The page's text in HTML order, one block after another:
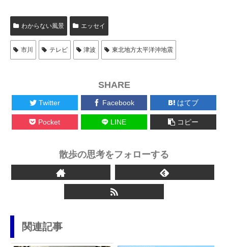
わからない風景 エッセイ
市川 テレビ 津波 東北地方太平洋沖地震
SHARE
Twitter Facebook はてブ
Pocket LINE コピー
散歩の思考をフォローする
関連記事